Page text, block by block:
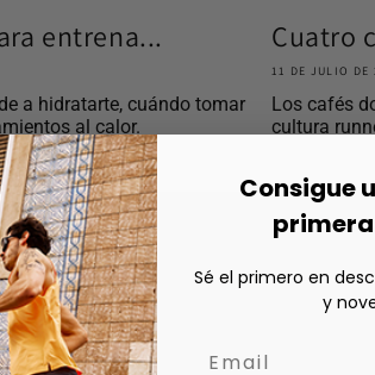
entrena...
a hidratarte, cuándo tomar
al calor.
Cuatro
11 DE JULIO DE
Los cafés
cultura
Consigue
Sé el primero en
y